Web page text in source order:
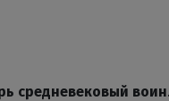
средневековый воин